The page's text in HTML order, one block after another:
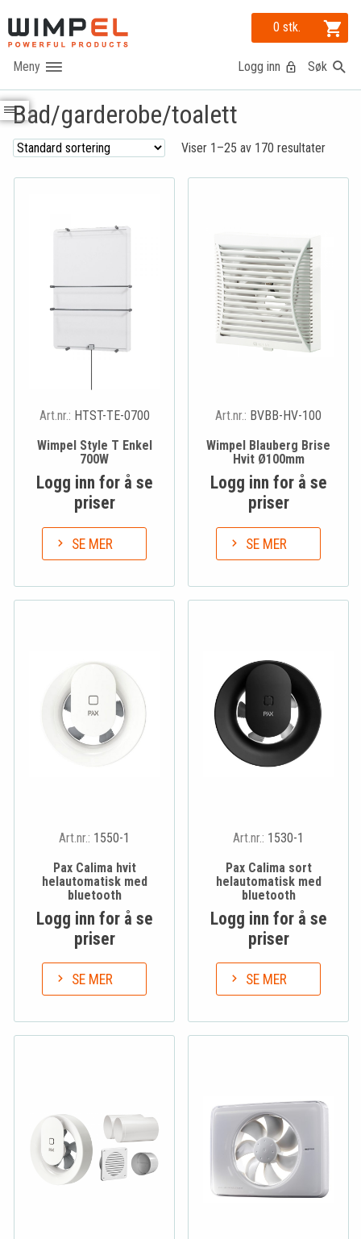
Søk
0 stk.
Logg inn
Bad/garderobe/toalett
Viser 1–25 av 170 resultater
Art.nr.: HTST-TE-0700
Wimpel Style T Enkel
700W
Logg inn for å se
priser
SE MER
Art.nr.: BVBB-HV-100
Wimpel Blauberg Brise
Hvit Ø100mm
Logg inn for å se
priser
SE MER
Art.nr.: 1550-1
Pax Calima hvit
helautomatisk med
bluetooth
Logg inn for å se
priser
SE MER
Art.nr.: 1530-1
Pax Calima sort
helautomatisk med
bluetooth
Logg inn for å se
priser
SE MER